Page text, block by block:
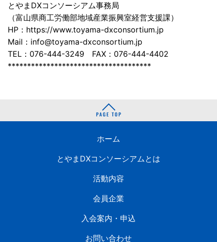
とやまDXコンソーシアム事務局
（富山県商工労働部地域産業振興室経営支援課）
HP：https://www.toyama-dxconsortium.jp
Mail：info@toyama-dxconsortium.jp
TEL：076-444-3249 FAX：076-444-4402
*************************************
ホーム
とやまDXコンソーシアムとは
活動内容
会員企業
入会案内・申込
お問い合わせ